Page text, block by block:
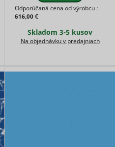
Odporúčaná cena od výrobcu :
616,00 €
Skladom 3-5 kusov
Na objednávku v predajniach